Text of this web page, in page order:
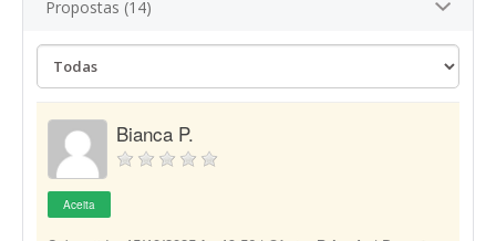
Propostas (14)
Bianca P.
Aceita